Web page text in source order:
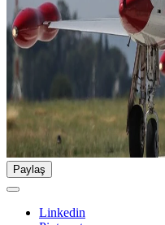
Paylaş
Linkedin